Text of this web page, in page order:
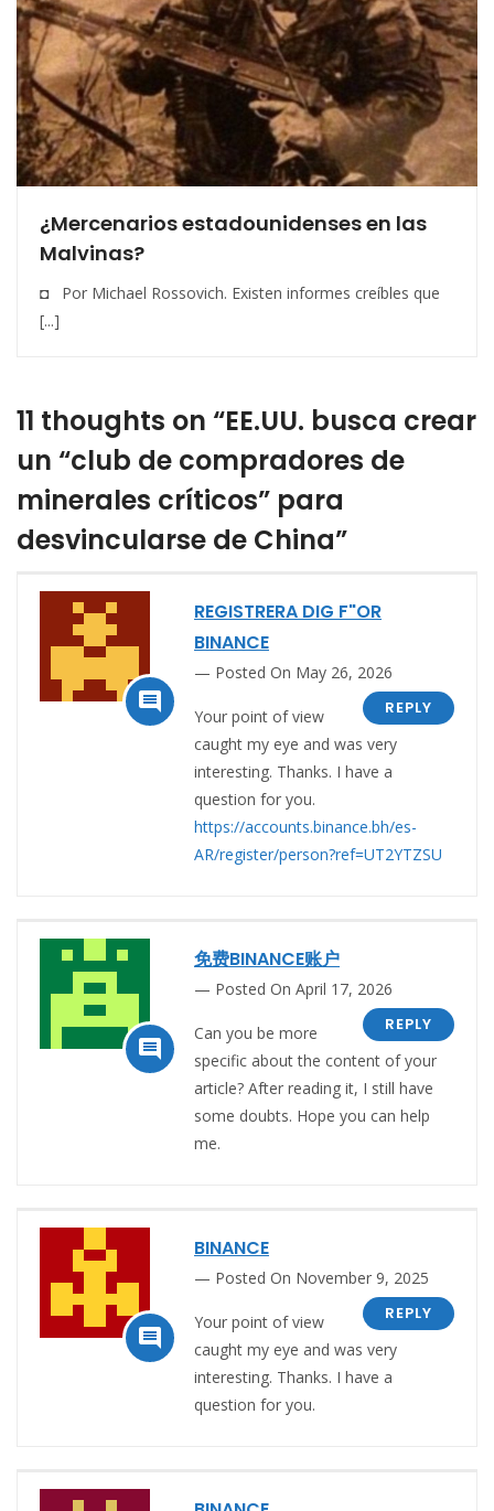
¿Mercenarios estadounidenses en las
Malvinas?
◘ Por Michael Rossovich. Existen informes creíbles que
[...]
11 thoughts on “EE.UU. busca crear
un “club de compradores de
minerales críticos” para
desvincularse de China”

REGISTRERA DIG F"OR
BINANCE
Posted On May 26, 2026
REPLY
Your point of view
caught my eye and was very
interesting. Thanks. I have a
question for you.
https://accounts.binance.bh/es-
AR/register/person?ref=UT2YTZSU

免费BINANCE账户
Posted On April 17, 2026
REPLY
Can you be more
specific about the content of your
article? After reading it, I still have
some doubts. Hope you can help
me.

BINANCE
Posted On November 9, 2025
REPLY
Your point of view
caught my eye and was very
interesting. Thanks. I have a
question for you.